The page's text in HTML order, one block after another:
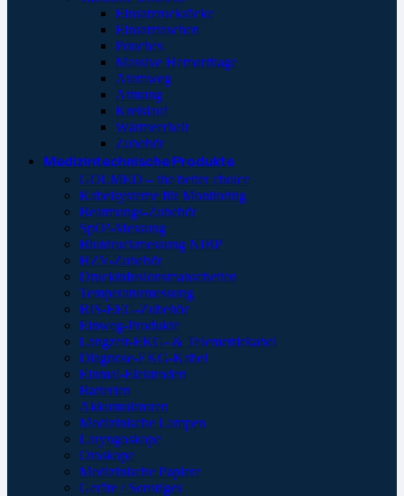
Einsatzrucksäcke
Einsatztaschen
Pouches
Massive Hemorrhage
Atemweg
Atmung
Kreislauf
Wärmeerhalt
Zubehör
Medizintechnische Produkte
GOLMED – the better choice
Kabelsysteme für Monitoring
Beatmungs-Zubehör
SpO²-Messung
Blutdruckmessung NIBP
HZV-Zubehör
Druckinfusionsmanschetten
Temperaturmessung
BIS-EEG-Zubehör
Einweg-Produkte
Langzeit-EKG- & Telemetriekabel
Diagnose-EKG-Kabel
Einmal-Elektroden
Batterien
Akkumulatoren
Medizinische Lampen
Laryngoskope
Otoskope
Medizinische Papiere
Geräte / Sonstiges